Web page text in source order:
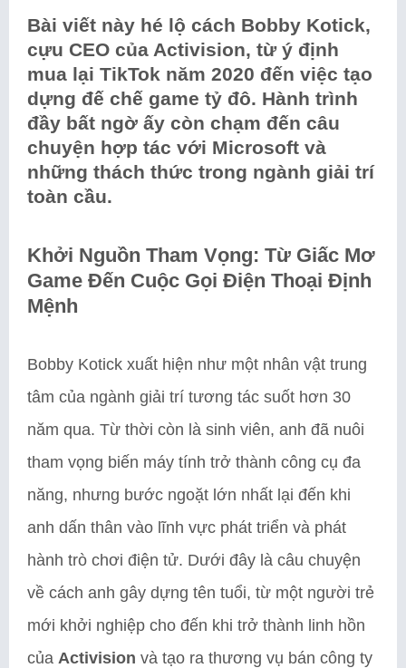
Bài viết này hé lộ cách Bobby Kotick,
cựu CEO của Activision, từ ý định
mua lại TikTok năm 2020 đến việc tạo
dựng đế chế game tỷ đô. Hành trình
đầy bất ngờ ấy còn chạm đến câu
chuyện hợp tác với Microsoft và
những thách thức trong ngành giải trí
toàn cầu.
Khởi Nguồn Tham Vọng: Từ Giấc Mơ
Game Đến Cuộc Gọi Điện Thoại Định
Mệnh
Bobby Kotick xuất hiện như một nhân vật trung
tâm của ngành giải trí tương tác suốt hơn 30
năm qua. Từ thời còn là sinh viên, anh đã nuôi
tham vọng biến máy tính trở thành công cụ đa
năng, nhưng bước ngoặt lớn nhất lại đến khi
anh dấn thân vào lĩnh vực phát triển và phát
hành trò chơi điện tử. Dưới đây là câu chuyện
về cách anh gây dựng tên tuổi, từ một người trẻ
mới khởi nghiệp cho đến khi trở thành linh hồn
của Activision và tạo ra thương vụ bán công ty